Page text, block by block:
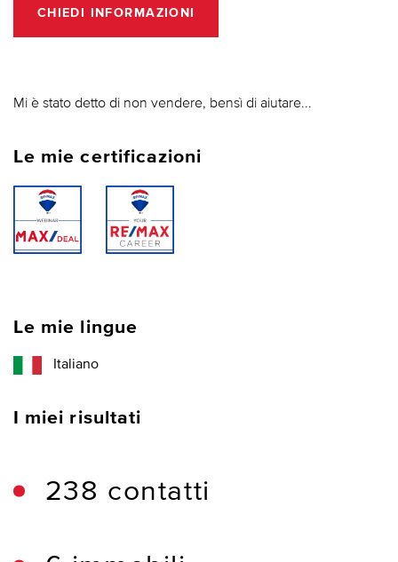
CHIEDI INFORMAZIONI
Mi è stato detto di non vendere, bensì di aiutare...
Le mie certificazioni
Le mie lingue
Italiano
I miei risultati
238 contatti